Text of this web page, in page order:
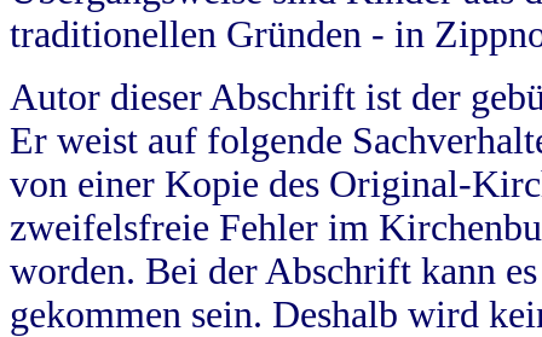
traditionellen Gründen - in
Autor dieser Abschrift ist der
Er weist auf folgende
von einer Kopie des Original-
zweifelsfreie Fehler im
worden. Bei der Abschrift kann
gekommen sein. Deshalb wird